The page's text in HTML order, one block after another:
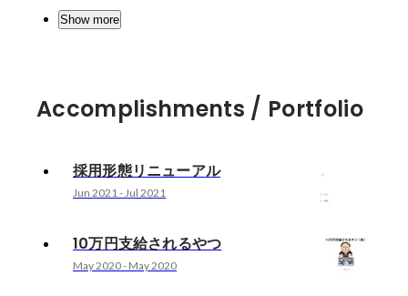
Show more
Accomplishments / Portfolio
採用形態リニューアル
Jun 2021-Jul 2021
10万円支給されるやつ
May 2020- May 2020